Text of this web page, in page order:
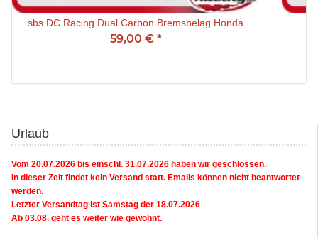
sbs DC Racing Dual Carbon Bremsbelag Honda
59,00 € *
Urlaub
Vom 20.07.2026 bis einschl. 31.07.2026 haben wir geschlossen.
In dieser Zeit findet kein Versand statt. Emails können nicht beantwortet
werden.
Letzter Versandtag ist Samstag der 18.07.2026
Ab 03.08. geht es weiter wie gewohnt.